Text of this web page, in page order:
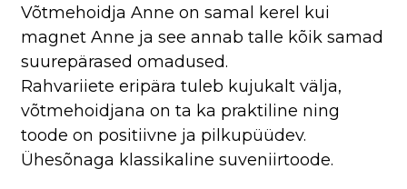
Võtmehoidja Anne on samal kerel kui
magnet Anne ja see annab talle kõik samad
suurepärased omadused.
Rahvariiete eripära tuleb kujukalt välja,
võtmehoidjana on ta ka praktiline ning
toode on positiivne ja pilkupüüdev.
Ühesõnaga klassikaline suveniirtoode.